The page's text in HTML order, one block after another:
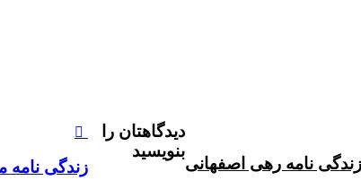
زندگی
زندگی نامه رهی اصفهانی
دیدگاهتان را
بنویسید